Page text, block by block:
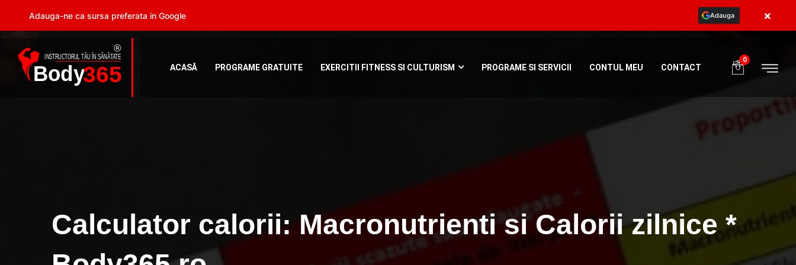
programe@body365.ro
ACASĂ PROGRAME GRATUITE EXERCITII FITNESS SI CULTURISM PROGRAME SI SERVICII CONTUL MEU CONTACT
0
Calculator calorii: Macronutrienti si Calorii zilnice *
Adauga-ne ca sursa preferata in Google Adauga ×